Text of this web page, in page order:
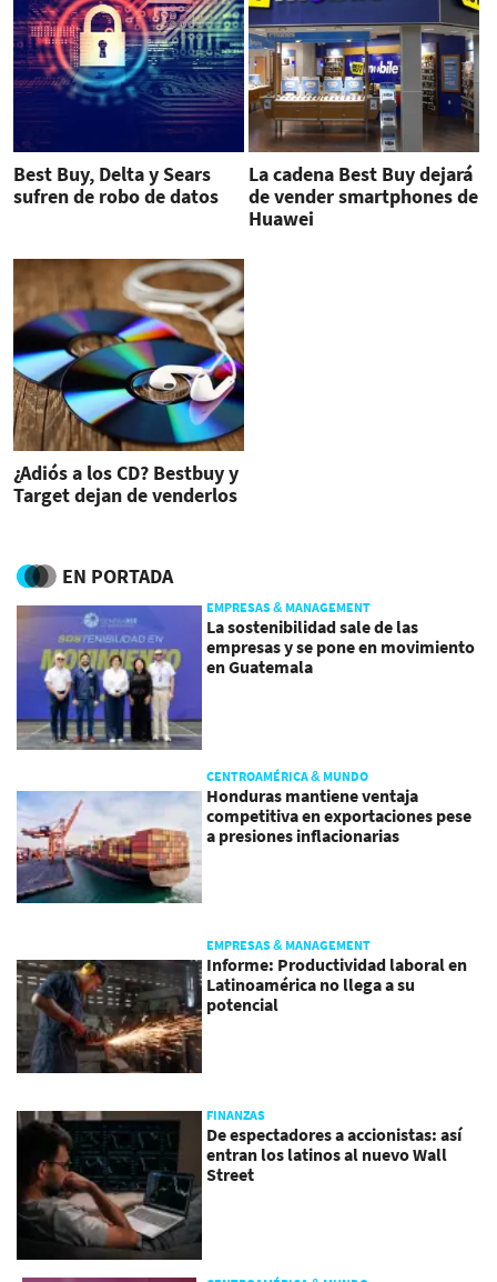
Best Buy, Delta y Sears
sufren de robo de datos
La cadena Best Buy dejará
de vender smartphones de
Huawei
¿Adiós a los CD? Bestbuy y
Target dejan de venderlos
EN PORTADA
EMPRESAS & MANAGEMENT
La sostenibilidad sale de las
empresas y se pone en movimiento
en Guatemala
CENTROAMÉRICA & MUNDO
Honduras mantiene ventaja
competitiva en exportaciones pese
a presiones inflacionarias
EMPRESAS & MANAGEMENT
Informe: Productividad laboral en
Latinoamérica no llega a su
potencial
FINANZAS
De espectadores a accionistas: así
entran los latinos al nuevo Wall
Street